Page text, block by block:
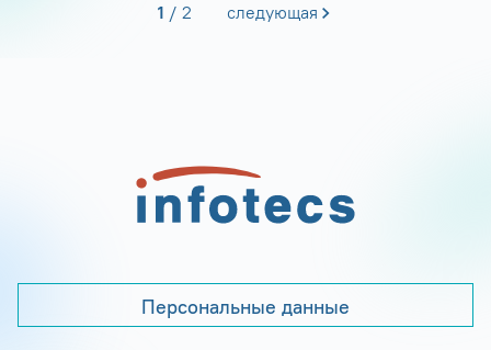
1 2 следующая
Персональные данные